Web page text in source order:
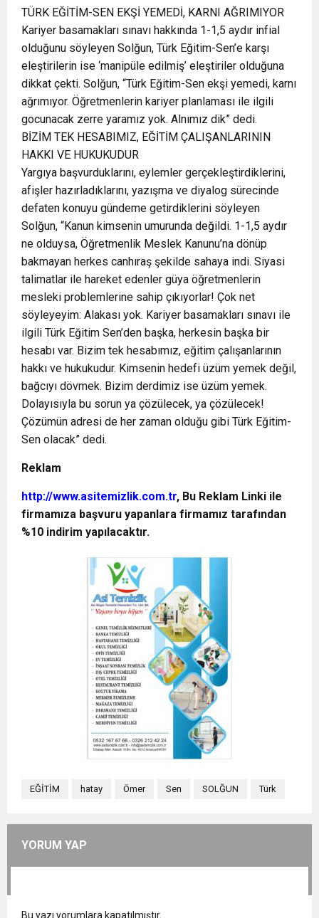
TÜRK EĞİTİM-SEN EKŞİ YEMEDİ, KARNI AĞRIMIYOR
Kariyer basamakları sınavı hakkında 1-1,5 aydır infial
olduğunu söyleyen Solğun, Türk Eğitim-Sen’e karşı
eleştirilerin ise ‘manipüle edilmiş’ eleştiriler olduğuna
dikkat çekti. Solğun, “Türk Eğitim-Sen ekşi yemedi, karnı
ağrımıyor. Öğretmenlerin kariyer planlaması ile ilgili
gocunacak zerre yaramız yok. Alnımız dik” dedi.
BİZİM TEK HESABIMIZ, EĞİTİM ÇALIŞANLARININ
HAKKI VE HUKUKUDUR
Yargıya başvurduklarını, eylemler gerçekleştirdiklerini,
afişler hazırladıklarını, yazışma ve diyalog sürecinde
defaten konuyu gündeme getirdiklerini söyleyen
Solğun, “Kanun kimsenin umurunda değildi. 1-1,5 aydır
ne olduysa, Öğretmenlik Meslek Kanunu’na dönüp
bakmayan herkes canhıraş şekilde sahaya indi. Siyasi
talimatlar ile hareket edenler güya öğretmenlerin
mesleki problemlerine sahip çıkıyorlar! Çok net
söyleyeyim: Alakası yok. Kariyer basamakları sınavı ile
ilgili Türk Eğitim Sen’den başka, herkesin başka bir
hesabı var. Bizim tek hesabımız, eğitim çalışanlarının
hakkı ve hukukudur. Kimsenin hedefi üzüm yemek değil,
bağcıyı dövmek. Bizim derdimiz ise üzüm yemek.
Dolayısıyla bu sorun ya çözülecek, ya çözülecek!
Çözümün adresi de her zaman olduğu gibi Türk Eğitim-
Sen olacak” dedi.
Reklam
http://www.asitemizlik.com.tr, Bu Reklam Linki ile
firmamıza başvuru yapanlara firmamız tarafından
%10 indirim yapılacaktır.
EĞİTİM hatay Ömer Sen SOLĞUN Türk
YORUM YAP
Bu yazı yorumlara kapatılmıştır.